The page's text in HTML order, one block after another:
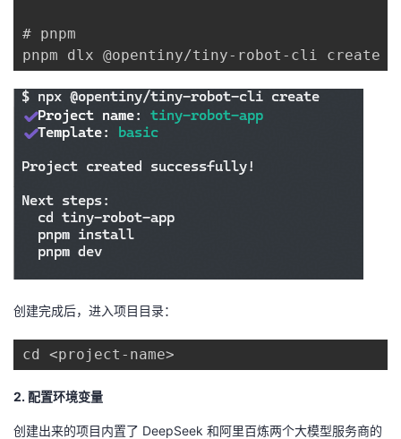
# pnpm
创建完成后，进入项目目录：
2. 配置环境变量
创建出来的项目内置了 DeepSeek 和阿里百炼两个大模型服务商的